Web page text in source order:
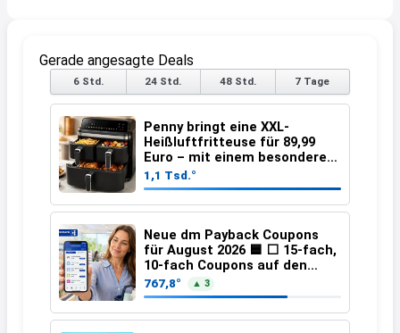
Gerade angesagte Deals
6 Std. 24 Std. 48 Std. 7 Tage
Penny bringt eine XXL-
Heißluftfritteuse für 89,99
Euro – mit einem besonderen
Vorteil
1,1 Tsd.°
Neue dm Payback Coupons
für August 2026 🟦 ⬜ 15-fach,
10-fach Coupons auf den
gesamten Einkauf ab 2 €
767,8° ▲ 3